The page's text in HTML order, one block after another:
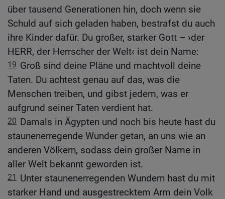
über tausend Generationen hin, doch wenn sie
Schuld auf sich geladen haben, bestrafst du auch
ihre Kinder dafür. Du großer, starker Gott – ›der
HERR, der Herrscher der Welt‹ ist dein Name:
19 Groß sind deine Pläne und machtvoll deine
Taten. Du achtest genau auf das, was die
Menschen treiben, und gibst jedem, was er
aufgrund seiner Taten verdient hat.
20 Damals in Ägypten und noch bis heute hast du
staunenerregende Wunder getan, an uns wie an
anderen Völkern, sodass dein großer Name in
aller Welt bekannt geworden ist.
21
Unter staunenerregenden Wundern hast du mit
starker Hand und ausgestrecktem Arm dein Volk